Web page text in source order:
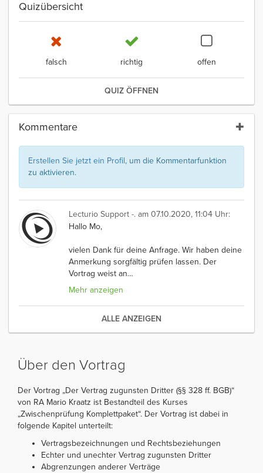
Quizübersicht
falsch richtig offen
QUIZ ÖFFNEN
Kommentare
Erstellen Sie jetzt ein Profil, um die Kommentarfunktion
zu aktivieren.
Lecturio Support -. am 07.10.2020, 11:04 Uhr:
Hallo Mo,
vielen Dank für deine Anfrage. Wir haben deine
Anmerkung sorgfältig prüfen lassen. Der
Vortrag weist an…
Mehr anzeigen
ALLE ANZEIGEN
Über den Vortrag
Der Vortrag „Der Vertrag zugunsten Dritter (§§ 328 ff. BGB)“
von RA Mario Kraatz ist Bestandteil des Kurses
„Zwischenprüfung Komplettpaket“. Der Vortrag ist dabei in
folgende Kapitel unterteilt:
Vertragsbezeichnungen und Rechtsbeziehungen
Echter und unechter Vertrag zugunsten Dritter
Abgrenzungen anderer Verträge